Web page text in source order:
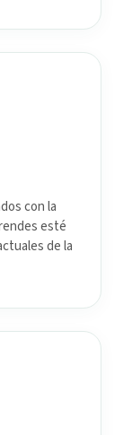
con la
esté
de la